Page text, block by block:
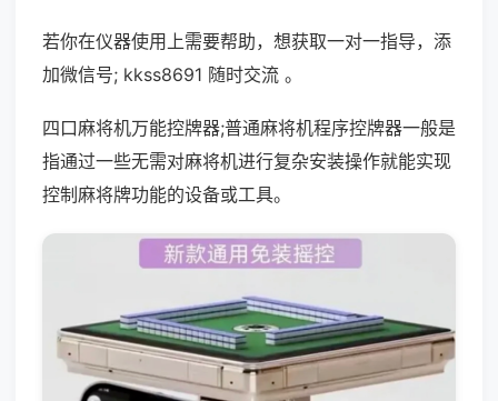
若你在仪器使用上需要帮助，想获取一对一指导，添
加微信号; kkss8691 随时交流 。
四口麻将机万能控牌器;普通麻将机程序控牌器一般是
指通过一些无需对麻将机进行复杂安装操作就能实现
控制麻将牌功能的设备或工具。